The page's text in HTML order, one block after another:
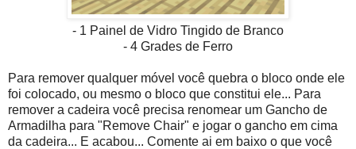
- 1 Painel de Vidro Tingido de Branco
- 4 Grades de Ferro
Para remover qualquer móvel você quebra o bloco onde ele
foi colocado, ou mesmo o bloco que constitui ele... Para
remover a cadeira você precisa renomear um Gancho de
Armadilha para "Remove Chair" e jogar o gancho em cima
da cadeira... E acabou... Comente ai em baixo o que você